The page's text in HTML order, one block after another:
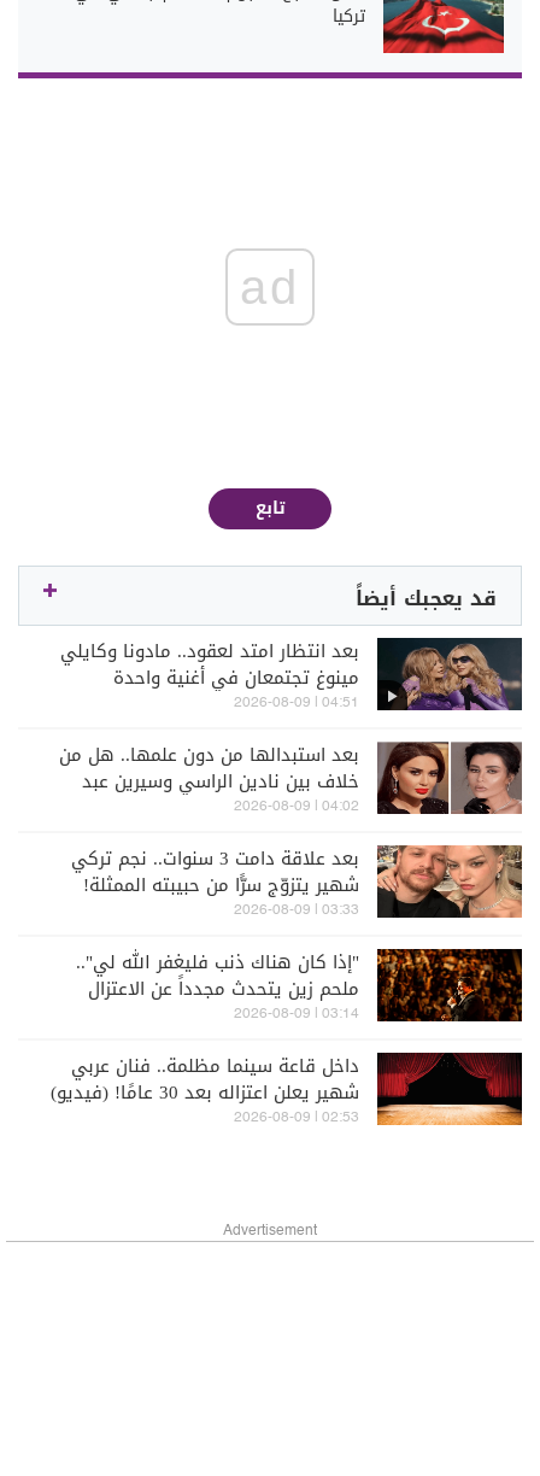
تركيا
ad
تابع
قد يعجبك أيضاً
بعد انتظار امتد لعقود.. مادونا وكايلي
مينوغ تجتمعان في أغنية واحدة
04:51 | 2026-08-09
بعد استبدالها من دون علمها.. هل من
خلاف بين نادين الراسي وسيرين عبد
النور؟
04:02 | 2026-08-09
بعد علاقة دامت 3 سنوات.. نجم تركي
شهير يتزوّج سرًّا من حبيبته الممثلة!
03:33 | 2026-08-09
"إذا كان هناك ذنب فليغفر الله لي"..
ملحم زين يتحدث مجدداً عن الاعتزال
(فيديو)
03:14 | 2026-08-09
داخل قاعة سينما مظلمة.. فنان عربي
شهير يعلن اعتزاله بعد 30 عامًا! (فيديو)
02:53 | 2026-08-09
Advertisement